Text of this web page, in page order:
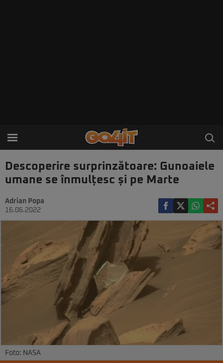
Descoperire surprinzătoare: Gunoaiele
umane se înmulțesc și pe Marte
Adrian Popa
16.06.2022
Foto: NASA